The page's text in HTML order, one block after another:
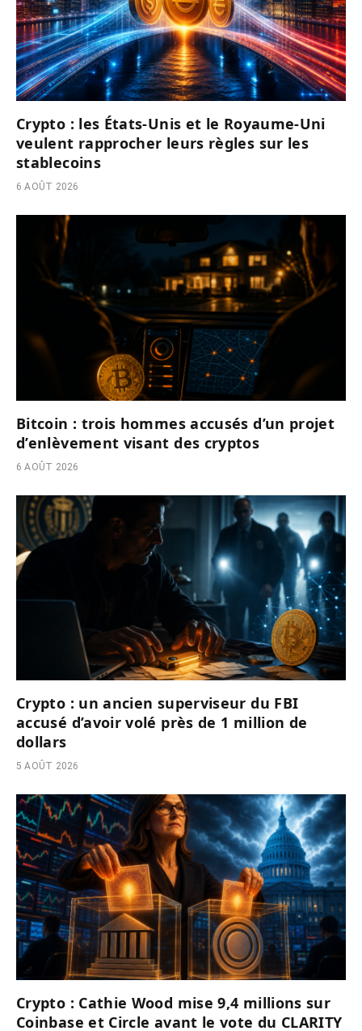
Crypto : les États-Unis et le Royaume-Uni
veulent rapprocher leurs règles sur les
stablecoins
6 AOÛT 2026
Bitcoin : trois hommes accusés d’un projet
d’enlèvement visant des cryptos
6 AOÛT 2026
Crypto : un ancien superviseur du FBI
accusé d’avoir volé près de 1 million de
dollars
5 AOÛT 2026
Crypto : Cathie Wood mise 9,4 millions sur
Coinbase et Circle avant le vote du CLARITY